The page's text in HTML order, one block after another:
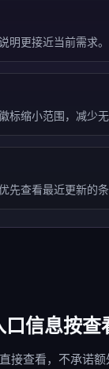
明更接近当前需求。
标缩小范围，减少无
先查看最近更新的条
信息按查
接查看，不承诺